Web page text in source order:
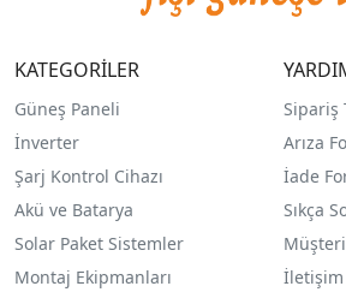
KATEGORİLER
Güneş Paneli
İnverter
Şarj Kontrol Cihazı
Akü ve Batarya
Solar Paket Sistemler
Montaj Ekipmanları
Sipariş
Arıza
İade
Sıkça
İletişim